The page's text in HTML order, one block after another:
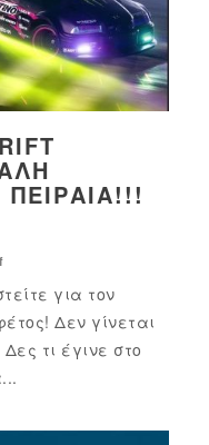
για τον
Δεν γίνεται
τι έγινε στο